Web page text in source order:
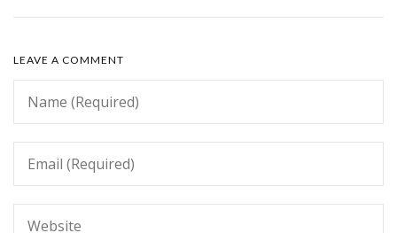
LEAVE A COMMENT